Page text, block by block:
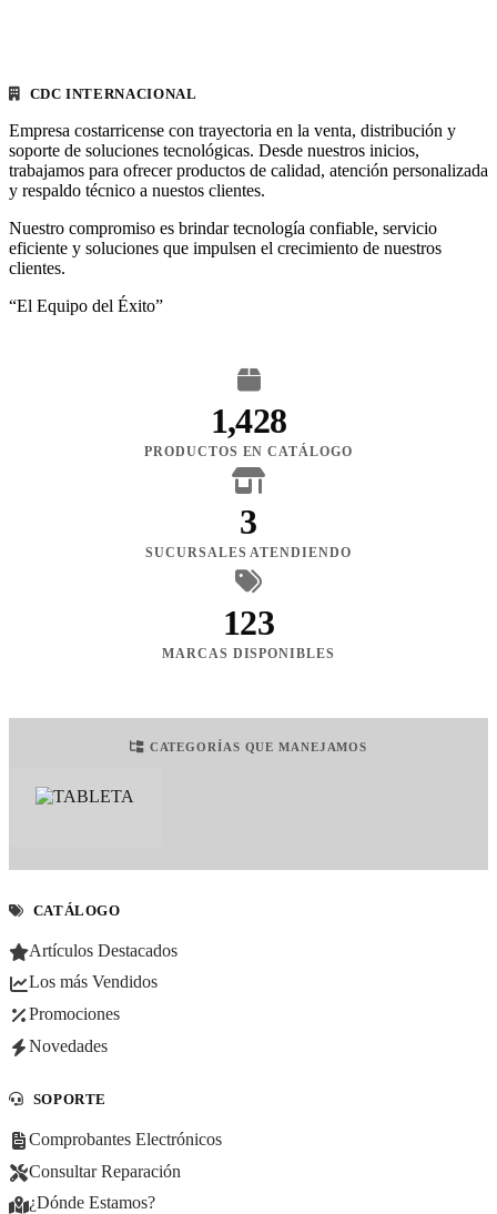
CDC INTERNACIONAL
Empresa costarricense con trayectoria en la venta, distribución y
soporte de soluciones tecnológicas. Desde nuestros inicios,
trabajamos para ofrecer productos de calidad, atención personalizada
y respaldo técnico a nuestos clientes.
Nuestro compromiso es brindar tecnología confiable, servicio
eficiente y soluciones que impulsen el crecimiento de nuestros
clientes.
“El Equipo del Éxito”
1,428
PRODUCTOS EN CATÁLOGO
3
SUCURSALES ATENDIENDO
123
MARCAS DISPONIBLES
CATEGORÍAS QUE MANEJAMOS
CATÁLOGO
Artículos Destacados
Los más Vendidos
Promociones
Novedades
SOPORTE
Comprobantes Electrónicos
Consultar Reparación
¿Dónde Estamos?